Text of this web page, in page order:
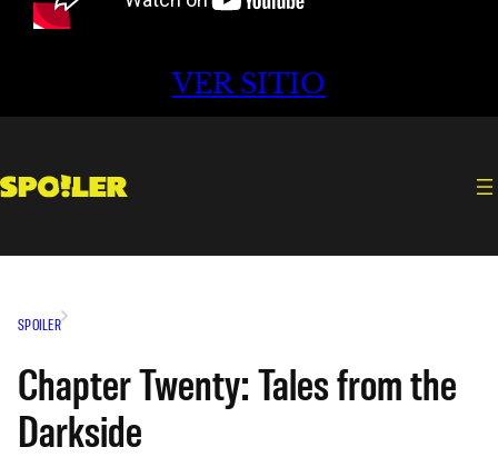
VER SITIO
SPOILER
Chapter Twenty: Tales from the
Darkside